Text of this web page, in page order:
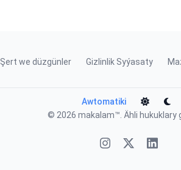
Şert we düzgünler Gizlinlik Syýasaty
Awtomatiki
© 2026 makalam™ . Ähli hukuklary